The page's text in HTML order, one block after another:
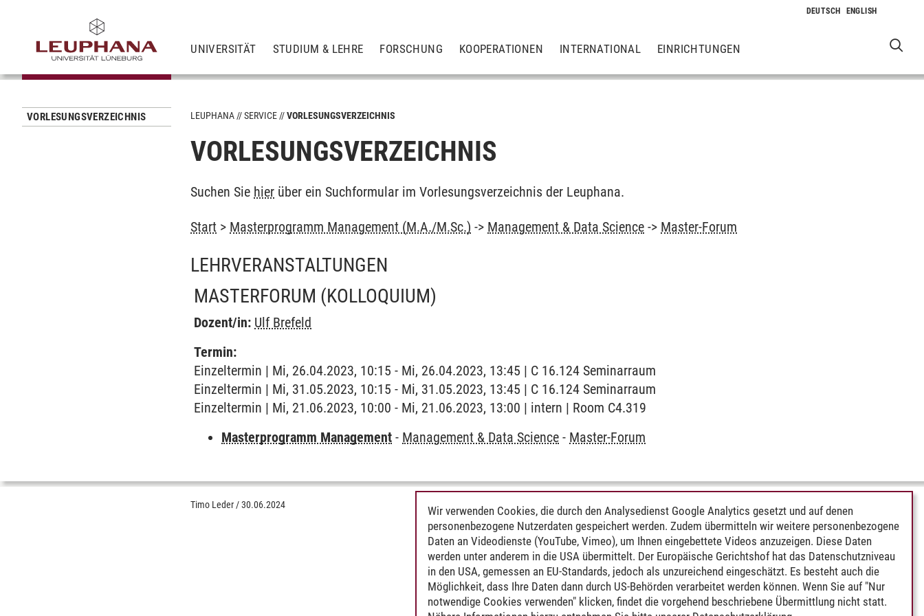
UNIVERSITÄT STUDIUM & LEHRE FORSCHUNG KOOPERATIONEN INTERNATIONAL EINRICHTUNGEN
VORLESUNGSVERZEICHNIS LEUPHANA SERVICE VORLESUNGSVERZEICHNIS
VORLESUNGSVERZEICHNIS
Suchen Sie hier über ein Suchformular im Vorlesungsverzeichnis der Leuphana.
Start > Masterprogramm Management (M.A./M.Sc.) -> Management & Data Science -> Master-Forum
LEHRVERANSTALTUNGEN
MASTERFORUM (KOLLOQUIUM)
Dozent/in: Ulf Brefeld
Termin:
Einzeltermin | Mi, 26.04.2023, 10:15 - Mi, 26.04.2023, 13:45 | C 16.124 Seminarraum
Einzeltermin | Mi, 31.05.2023, 10:15 - Mi, 31.05.2023, 13:45 | C 16.124 Seminarraum
Einzeltermin | Mi, 21.06.2023, 10:00 - Mi, 21.06.2023, 13:00 | intern | Room C4.319
Masterprogramm Management - Management & Data Science - Master-Forum
Timo Leder /30.06.2024
Wir verwenden Cookies, die durch den Analysedienst Google Analytics gesetzt und auf denen
personenbezogene Nutzerdaten gespeichert werden. Zudem übermitteln wir weitere personenbezogene
Daten an Videodienste (YouTube, Vimeo), um Ihnen eingebettete Videos anzuzeigen. Diese Daten
werden unter anderem in die USA übermittelt. Der Europäische Gerichtshof hat das Datenschutzniveau
in den USA, gemessen an EU-Standards, jedoch als unzureichend eingeschätzt. Es besteht auch die
Möglichkeit, dass Ihre Daten dann durch US-Behörden verarbeitet werden können. Wenn Sie auf "Nur
notwendige Cookies verwenden" klicken, findet die vorgehend beschriebene Übermittlung nicht statt.